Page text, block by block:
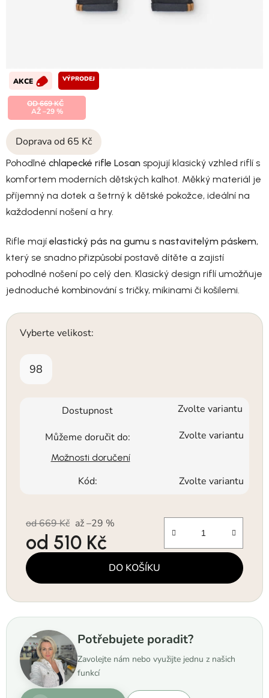
Doprava od 65 Kč
Pohodlné chlapecké rifle Losan spojují klasický vzhled riflí s
komfortem moderních dětských kalhot. Měkký materiál je
příjemný na dotek a šetrný k dětské pokožce, ideální na
každodenní nošení a hry.
Rifle mají elastický pás na gumu s nastavitelým páskem,
který se snadno přizpůsobí postavě dítěte a zajistí
pohodlné nošení po celý den. Klasický design riflí umožňuje
jednoduché kombinování s tričky, mikinami či košilemi.
Vyberte velikost:
98
Dostupnost Zvolte variantu
Můžeme doručit do: Zvolte variantu
Možnosti doručení
Kód: Zvolte variantu
od 669 Kč až –29 %
od 510 Kč
Měrná cena: DO KOŠÍKU
Potřebujete poradit?
Zavolejte nám nebo využijte jednu z našich
funkcí
AKCE VÝPRODEJ
OD 669 KČ
AŽ –29 %